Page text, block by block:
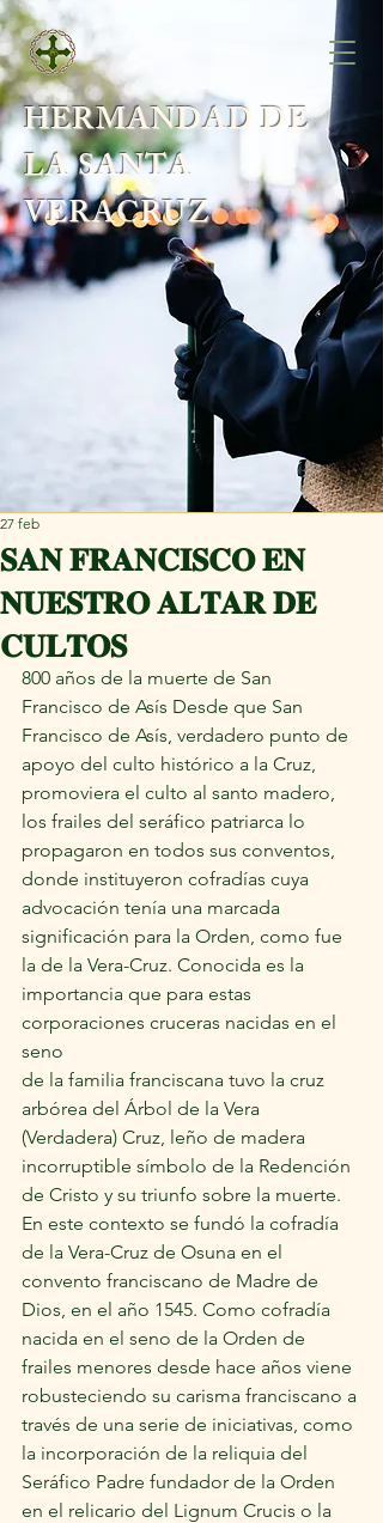
HERMANDAD DE
LA SANTA
VERACRUZ
𝐒𝐀𝐍 𝐅𝐑𝐀𝐍𝐂𝐈𝐒𝐂𝐎 𝐄𝐍
𝐍𝐔𝐄𝐒𝐓𝐑𝐎 𝐀𝐋𝐓𝐀𝐑 𝐃𝐄
𝐂𝐔𝐋𝐓𝐎𝐒
27 feb
800 años de la muerte de San
Francisco de Asís Desde que San
Francisco de Asís, verdadero punto de
apoyo del culto histórico a la Cruz,
promoviera el culto al santo madero,
los frailes del seráfico patriarca lo
propagaron en todos sus conventos,
donde instituyeron cofradías cuya
advocación tenía una marcada
significación para la Orden, como fue
la de la Vera-Cruz. Conocida es la
importancia que para estas
corporaciones cruceras nacidas en el
seno
de la familia franciscana tuvo la cruz
arbórea del Árbol de la Vera
(Verdadera) Cruz, leño de madera
incorruptible símbolo de la Redención
de Cristo y su triunfo sobre la muerte.
En este contexto se fundó la cofradía
de la Vera-Cruz de Osuna en el
convento franciscano de Madre de
Dios, en el año 1545. Como cofradía
nacida en el seno de la Orden de
frailes menores desde hace años viene
robusteciendo su carisma franciscano a
través de una serie de iniciativas, como
la incorporación de la reliquia del
Seráfico Padre fundador de la Orden
en el relicario del Lignum Crucis o la